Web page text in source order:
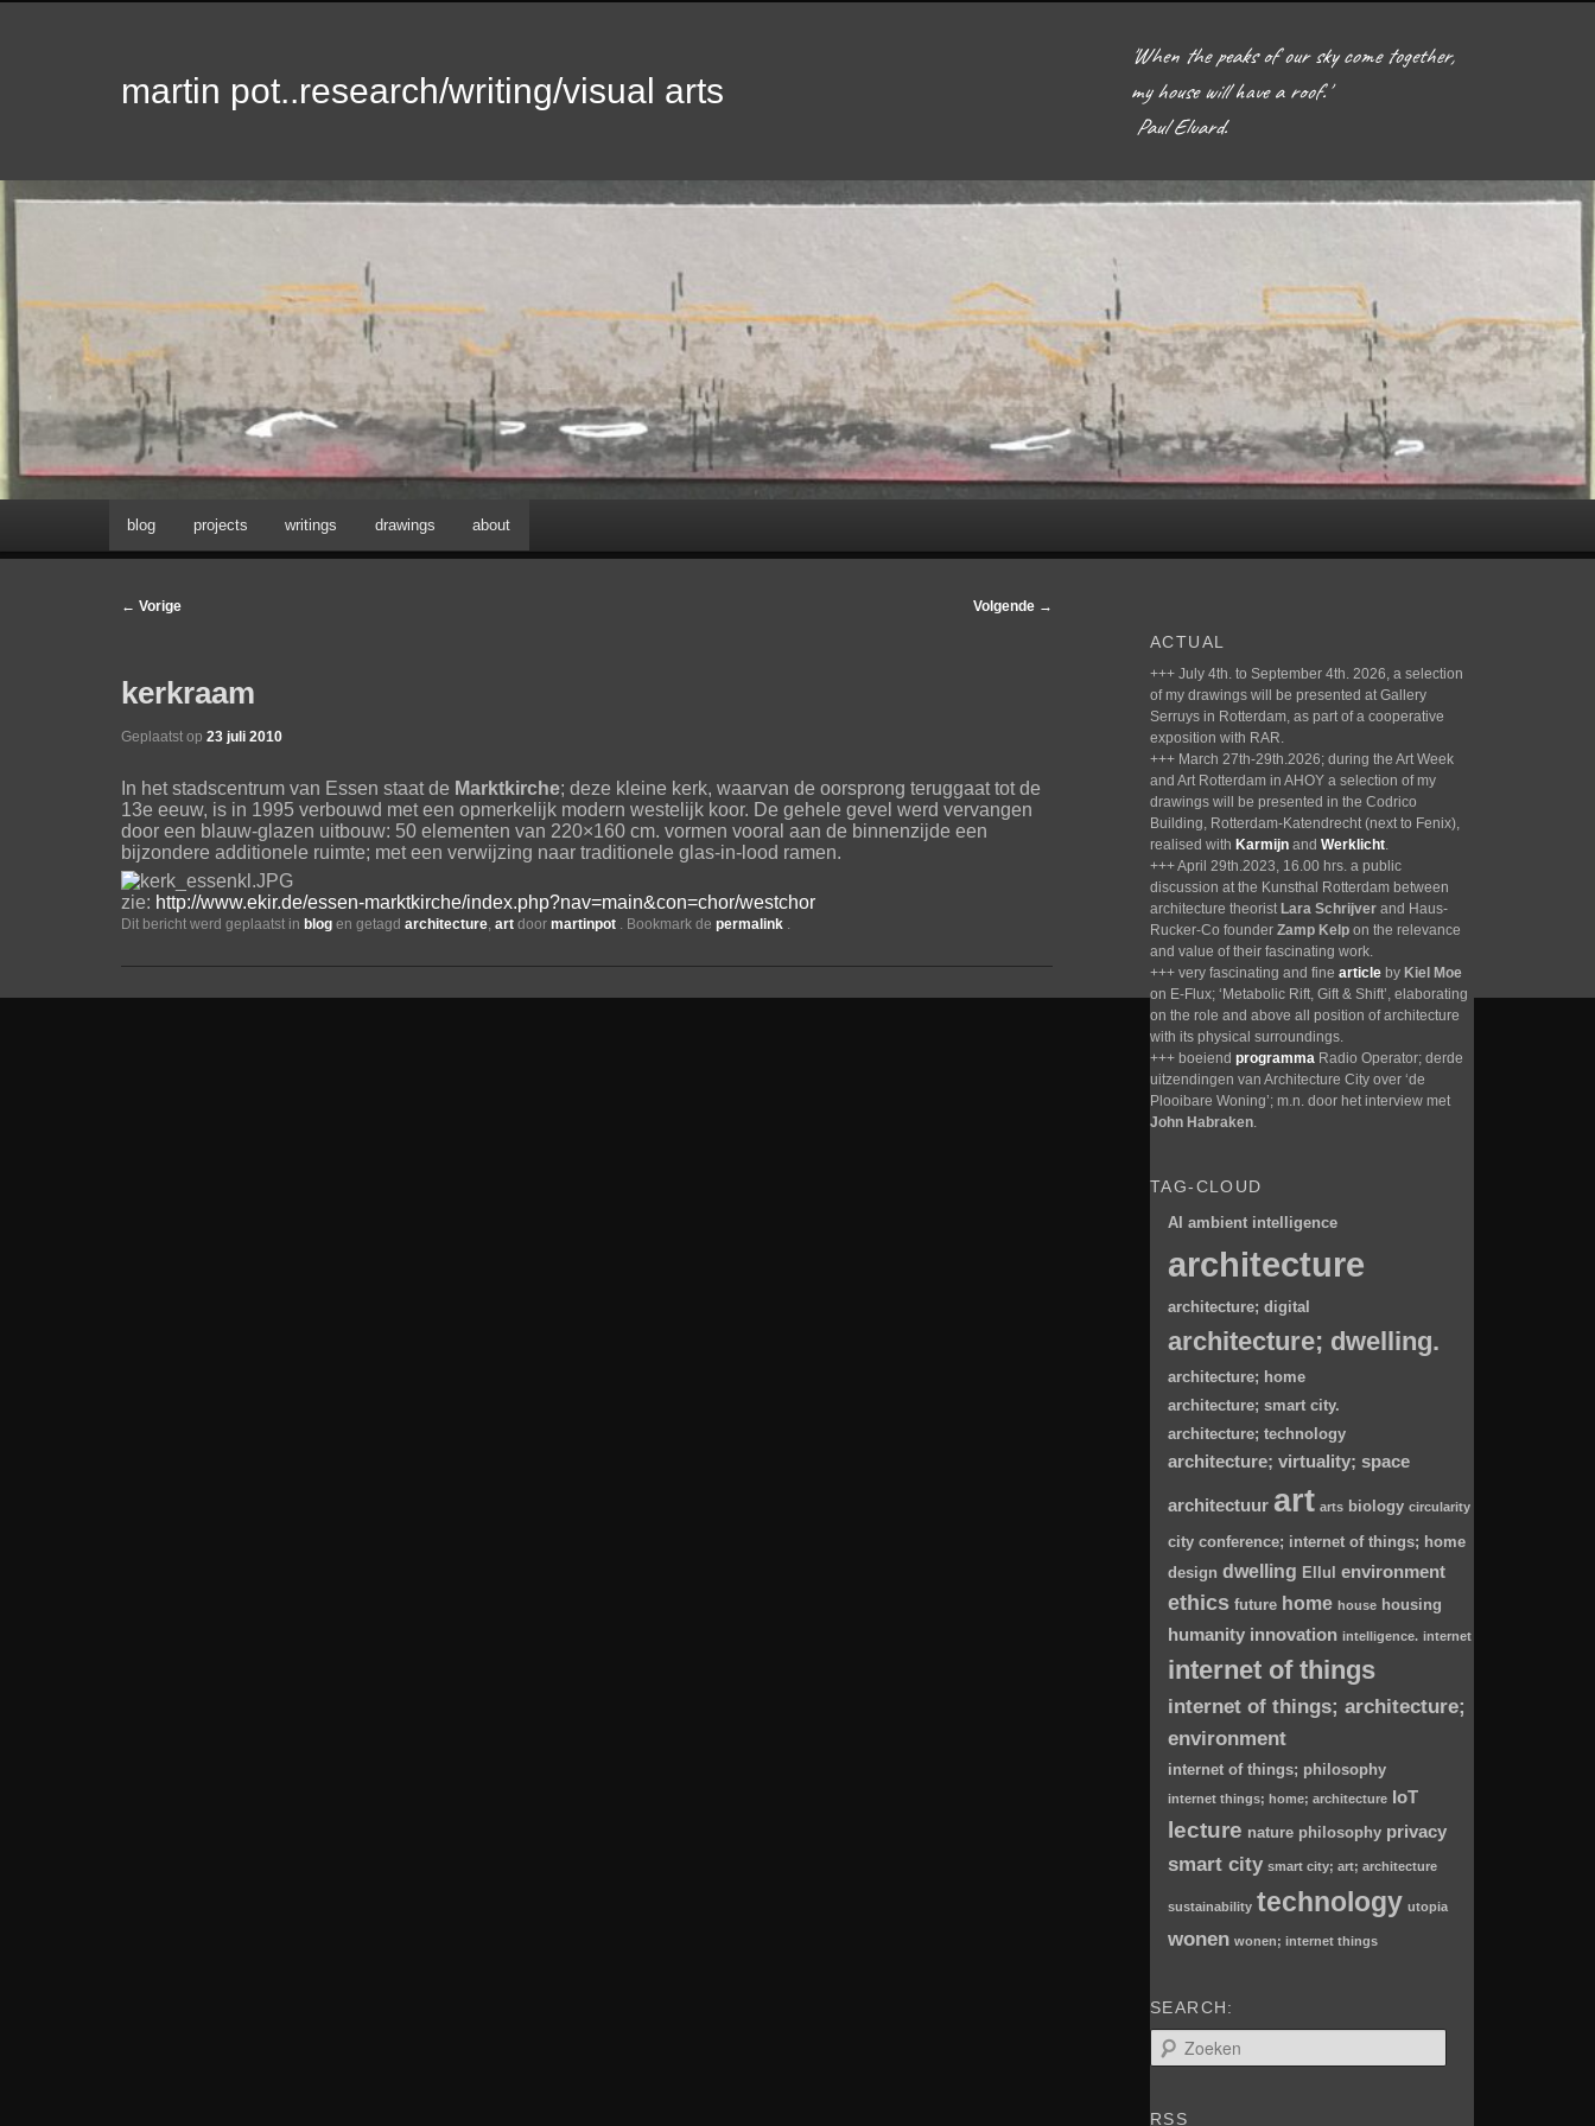
martin pot..research/writing/visual arts
'When the peaks of our sky come together,
my house will have a roof.'
Paul Eluard.
Spring
inhoud
blog projects writings drawings about
Bericht
← Vorige Volgende →
kerkraam
Geplaatst op23 juli 2010
In het stadscentrum van Essen staat de Marktkirche; deze kleine kerk, waarvan de oorsprong teruggaat tot de
13e eeuw, is in 1995 verbouwd met een opmerkelijk modern westelijk koor. De gehele gevel werd vervangen
door een blauw-glazen uitbouw: 50 elementen van 220×160 cm. vormen vooral aan de binnenzijde een
bijzondere additionele ruimte; met een verwijzing naar traditionele glas-in-lood ramen.
zie: http://www.ekir.de/essen-marktkirche/index.php?nav=main&con=chor/westchor
Dit bericht werd geplaatst in blog en getagdarchitecture,art doormartinpot . Bookmark depermalink .
ACTUAL
+++ July 4th. to September 4th. 2026, a selection
of my drawings will be presented at Gallery
Serruys in Rotterdam, as part of a cooperative
exposition with RAR.
+++ March 27th-29th.2026; during the Art Week
and Art Rotterdam in AHOY a selection of my
drawings will be presented in the Codrico
Building, Rotterdam-Katendrecht (next to Fenix),
realised with Karmijn andWerklicht.
+++ April 29th.2023, 16.00 hrs. a public
discussion at the Kunsthal Rotterdam between
architecture theorist Lara Schrijver and Haus-
Rucker-Co founderZamp Kelp on the relevance
and value of their fascinating work.
+++ very fascinating and finearticle by Kiel Moe
on E-Flux; ‘Metabolic Rift, Gift & Shift’, elaborating
on the role and above all position of architecture
with its physical surroundings.
+++ boeiendprogramma Radio Operator; derde
uitzendingen van Architecture City over ‘de
Plooibare Woning’; m.n. door het interview met
John Habraken.
TAG-CLOUD
AI ambient intelligence
architecture
architecture; digital
architecture; dwelling.
architecture; home
architecture; smart city.
architecture; technology
architecture; virtuality; space
architectuur art arts biology circularity
city conference; internet of things; home
design dwelling Ellul environment
ethics future home house housing
humanity innovation intelligence. internet
internet of things
internet of things; architecture;
environment
internet of things; philosophy
internet things; home; architecture IoT
lecture nature philosophy privacy
smart city smart city; art; architecture
sustainability technology utopia
wonen wonen; internet things
SEARCH:
o
RSS